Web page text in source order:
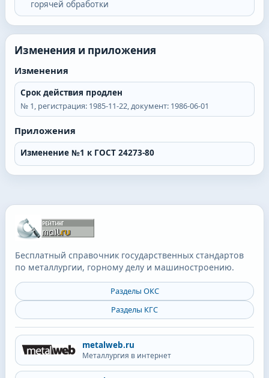
горячей обработки
Изменения и приложения
Изменения
Срок действия продлен
№ 1, регистрация: 1985-11-22, документ: 1986-06-01
Приложения
Изменение №1 к ГОСТ 24273-80
Бесплатный справочник государственных стандартов
по металлургии, горному делу и машиностроению.
Разделы ОКС
Разделы КГС
metalweb.ru
Металлургия в интернет